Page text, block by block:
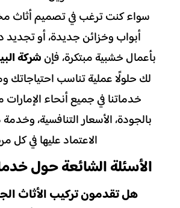
سواء كنت ترغب في تصميم أثاث
أبواب وخزائن جديدة، أو تجديد
بأعمال خشبية مبتكرة، فإنشركة
لك حلولًا عملية تناسب احتياجاتك
خدماتنا في جميع أنحاء الإمارات
بالجودة، الأسعار التنافسية،
الاعتماد عليها في كل
الأسئلة الشائعة حول
هل تقدمون تركيب الأثاث